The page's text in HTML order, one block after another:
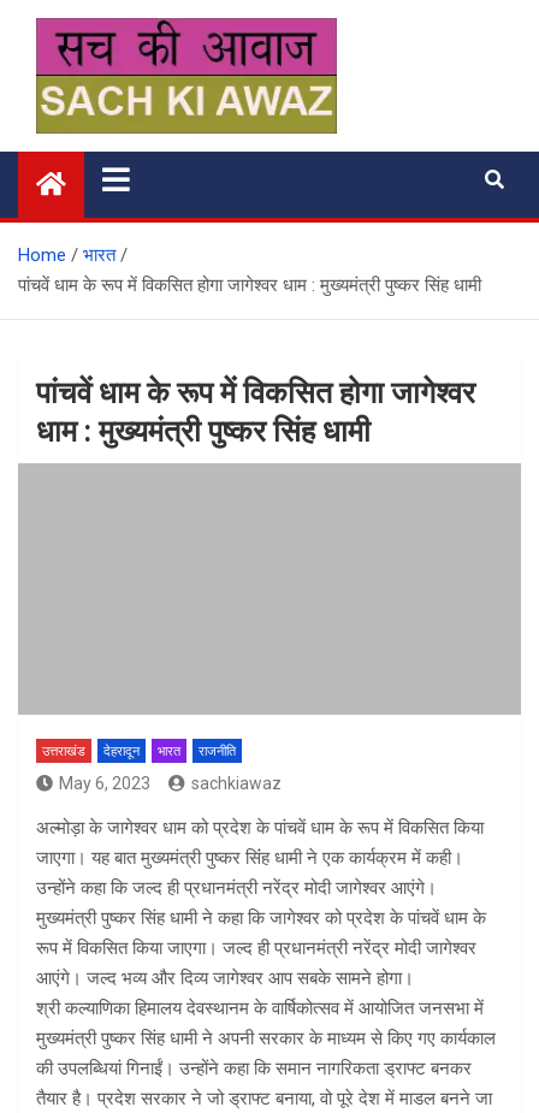
content
सच की आवाज
Home
भारत
पांचवें धाम के रूप में विकसित होगा जागेश्वर धाम : मुख्यमंत्री पुष्कर सिंह धामी
पांचवें धाम के रूप में विकसित होगा जागेश्वर
धाम : मुख्यमंत्री पुष्कर सिंह धामी
उत्तराखंड देहरादून भारत राजनीति
May 6, 2023 sachkiawaz
अल्‍मोड़ा के जागेश्वर धाम को प्रदेश के पांचवें धाम के रूप में विकसित किया
जाएगा। यह बात मुख्‍यमंत्री पुष्‍कर सिंंह धामी ने एक कार्यक्रम में कही।
उन्‍होंने कहा कि जल्द ही प्रधानमंत्री नरेंद्र मोदी जागेश्वर आएंगे।
मुख्यमंत्री पुष्कर सिंह धामी ने कहा कि जागेश्वर को प्रदेश के पांचवें धाम के
रूप में विकसित किया जाएगा। जल्द ही प्रधानमंत्री नरेंद्र मोदी जागेश्वर
आएंगे। जल्द भव्य और दिव्य जागेश्वर आप सबके सामने होगा।
श्री कल्याणिका हिमालय देवस्थानम के वार्षिकोत्सव में आयोजित जनसभा में
मुख्यमंत्री पुष्कर सिंह धामी ने अपनी सरकार के माध्यम से किए गए कार्यकाल
की उपलब्धियां गिनाईं। उन्होंने कहा कि समान नागरिकता ड्राफ्ट बनकर
तैयार है। प्रदेश सरकार ने जो ड्राफ्ट बनाया, वो पूरे देश में माडल बनने जा